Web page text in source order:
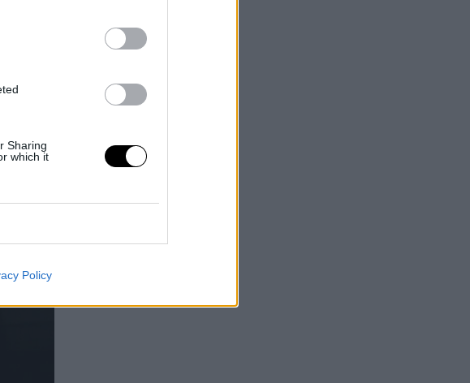
Sharing
which it
Policy